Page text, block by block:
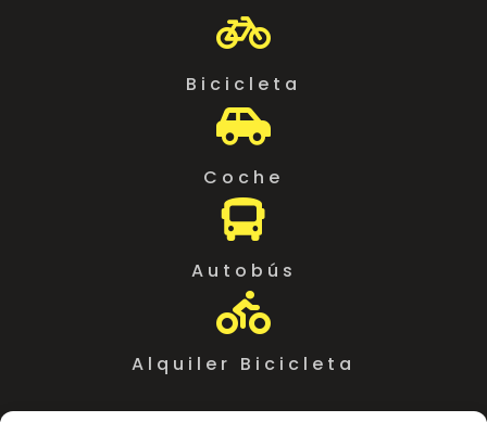

Bicicleta

Coche

Autobús

Alquiler Bicicleta